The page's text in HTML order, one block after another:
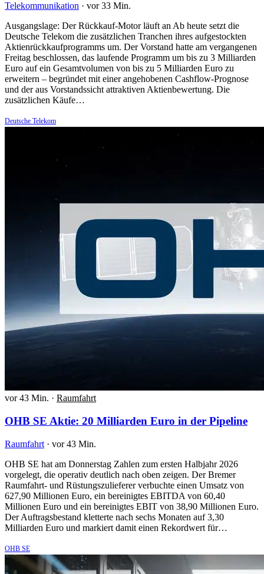
Telekommunikation · vor 33 Min.
Ausgangslage: Der Rückkauf-Motor läuft an Ab heute setzt die
Deutsche Telekom die zusätzlichen Tranchen ihres aufgestockten
Aktienrückkaufprogramms um. Der Vorstand hatte am vergangenen
Freitag beschlossen, das laufende Programm um bis zu 3 Milliarden
Euro auf ein Gesamtvolumen von bis zu 5 Milliarden Euro zu
erweitern – begründet mit einer angehobenen Cashflow-Prognose
und der aus Vorstandssicht attraktiven Aktienbewertung. Die
zusätzlichen Käufe…
Deutsche Telekom
vor 43 Min. · Raumfahrt
OHB SE Aktie: 20 Milliarden Euro in der Pipeline
Raumfahrt · vor 43 Min.
OHB SE hat am Donnerstag Zahlen zum ersten Halbjahr 2026
vorgelegt, die operativ deutlich nach oben zeigen. Der Bremer
Raumfahrt- und Rüstungszulieferer verbuchte einen Umsatz von
627,90 Millionen Euro, ein bereinigtes EBITDA von 60,40
Millionen Euro und ein bereinigtes EBIT von 38,90 Millionen Euro.
Der Auftragsbestand kletterte nach sechs Monaten auf 3,30
Milliarden Euro und markiert damit einen Rekordwert für…
OHB SE